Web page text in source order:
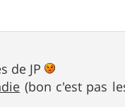
de JP
(bon c'est pas